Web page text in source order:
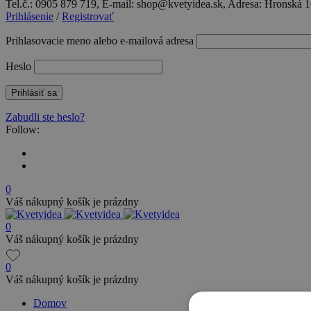
Tel.č.: 0905 879 719, E-mail: shop@kvetyidea.sk, Adresa: Hronská
Prihlásenie /Registrovať
Prihlasovacie meno alebo e-mailová adresa
Heslo
Zabudli ste heslo?
Follow:
0
Váš nákupný košík je prázdny
0
Váš nákupný košík je prázdny
0
Váš nákupný košík je prázdny
Domov